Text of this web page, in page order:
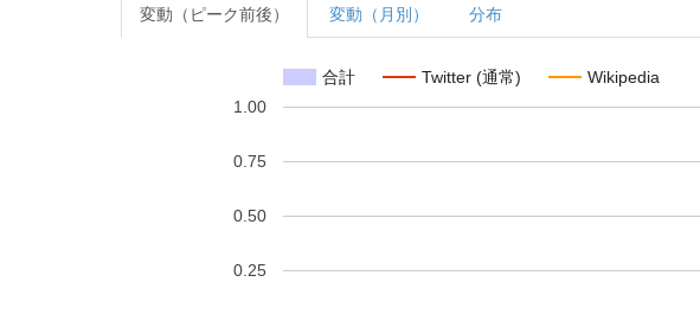
変動（ピーク前後） 変動（月別） 分布
合計 Twitter (通常) Wikipedia
0.25
0.50
0.75
1.00